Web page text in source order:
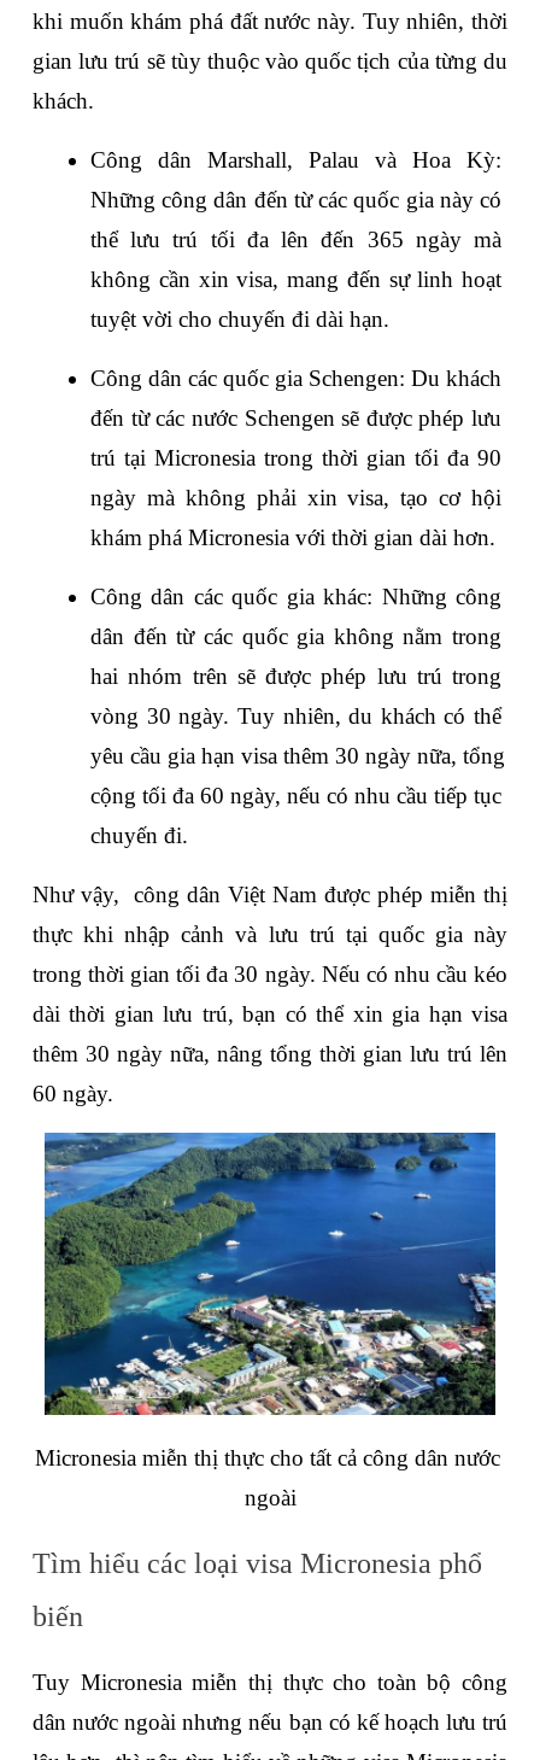
khi muốn khám phá đất nước này. Tuy nhiên, thời
gian lưu trú sẽ tùy thuộc vào quốc tịch của từng du
khách.
Công dân Marshall, Palau và Hoa Kỳ:
Những công dân đến từ các quốc gia này có
thể lưu trú tối đa lên đến 365 ngày mà
không cần xin visa, mang đến sự linh hoạt
tuyệt vời cho chuyến đi dài hạn.
Công dân các quốc gia Schengen: Du khách
đến từ các nước Schengen sẽ được phép lưu
trú tại Micronesia trong thời gian tối đa 90
ngày mà không phải xin visa, tạo cơ hội
khám phá Micronesia với thời gian dài hơn.
Công dân các quốc gia khác: Những công
dân đến từ các quốc gia không nằm trong
hai nhóm trên sẽ được phép lưu trú trong
vòng 30 ngày. Tuy nhiên, du khách có thể
yêu cầu gia hạn visa thêm 30 ngày nữa, tổng
cộng tối đa 60 ngày, nếu có nhu cầu tiếp tục
chuyến đi.
Như vậy,  công dân Việt Nam được phép miễn thị
thực khi nhập cảnh và lưu trú tại quốc gia này
trong thời gian tối đa 30 ngày. Nếu có nhu cầu kéo
dài thời gian lưu trú, bạn có thể xin gia hạn visa
thêm 30 ngày nữa, nâng tổng thời gian lưu trú lên
60 ngày.
Micronesia miễn thị thực cho tất cả công dân nước
ngoài
Tìm hiểu các loại visa Micronesia phổ
biến
Tuy Micronesia miễn thị thực cho toàn bộ công
dân nước ngoài nhưng nếu bạn có kế hoạch lưu trú